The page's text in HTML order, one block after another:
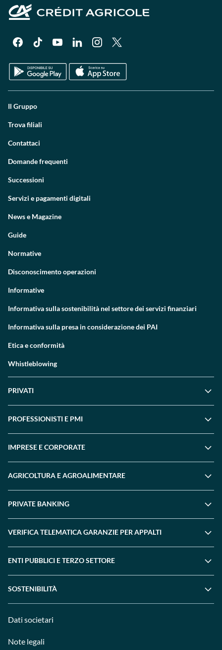
Il Gruppo
Trova filiali
Contattaci
Domande frequenti
Successioni
Servizi e pagamenti digitali
News e Magazine
Guide
Normative
Disconoscimento operazioni
Informative
Informativa sulla sostenibilità nel settore dei servizi finanziari
Informativa sulla presa in considerazione dei PAI
Etica e conformità
Whistleblowing
PRIVATI
PROFESSIONISTI E PMI
IMPRESE E CORPORATE
AGRICOLTURA E AGROALIMENTARE
PRIVATE BANKING
VERIFICA TELEMATICA GARANZIE PER APPALTI
ENTI PUBBLICI E TERZO SETTORE
SOSTENIBILITÀ
Dati societari
Note legali